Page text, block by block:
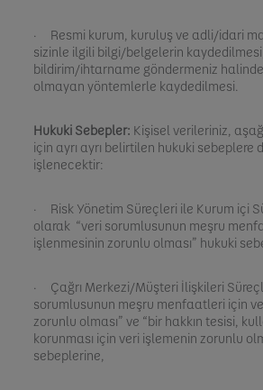
· Resmi kurum, kuruluş ve adli/idari
sizinle ilgili bilgi/belgelerin kaydedilmesi,
bildirim/ihtarname göndermeniz
olmayan yöntemlerle kaydedilmesi.
Hukuki Sebepler: Kişisel verileriniz,
için ayrı ayrı belirtilen hukuki sebeplere
işlenecektir:
· Risk Yönetim Süreçleri ile Kurum içi
olarak “veri sorumlusunun meşru
işlenmesinin zorunlu olması” hukuki
· Çağrı Merkezi/Müşteri İlişkileri
sorumlusunun meşru menfaatleri için
zorunlu olması” ve “bir hakkın tesisi,
korunması için veri işlemenin zorunlu
sebeplerine,